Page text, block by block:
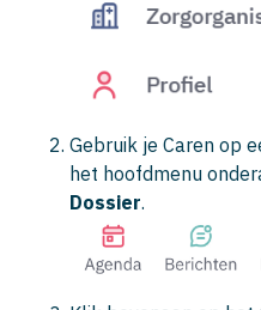
Gebruik je Caren op
het hoofdmenu
Dossier.